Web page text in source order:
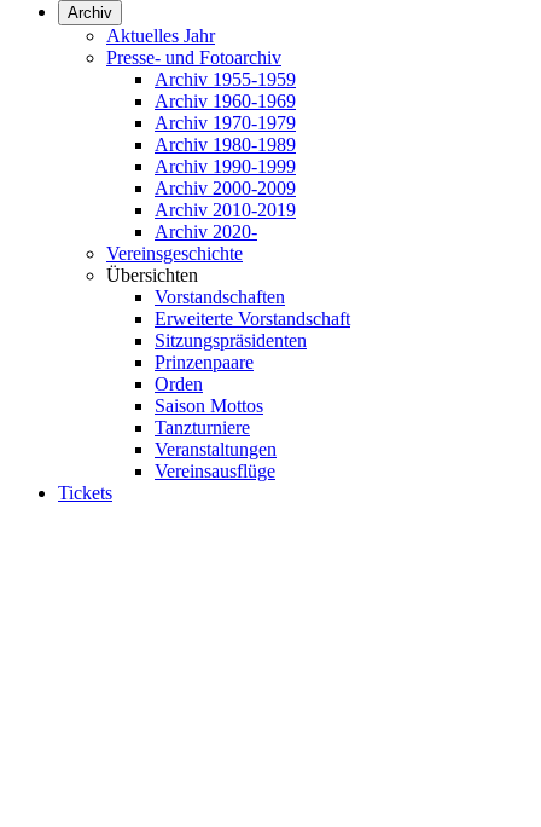
Archiv
Aktuelles Jahr
Presse- und Fotoarchiv
Archiv 1955-1959
Archiv 1960-1969
Archiv 1970-1979
Archiv 1980-1989
Archiv 1990-1999
Archiv 2000-2009
Archiv 2010-2019
Archiv 2020-
Vereinsgeschichte
Übersichten
Vorstandschaften
Erweiterte Vorstandschaft
Sitzungspräsidenten
Prinzenpaare
Orden
Saison Mottos
Tanzturniere
Veranstaltungen
Vereinsausflüge
Tickets